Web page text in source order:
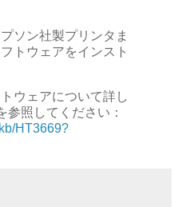
ソン社製プリンタま
トウェアをインスト
ウェアについて詳し
参照してください：
HT3669?